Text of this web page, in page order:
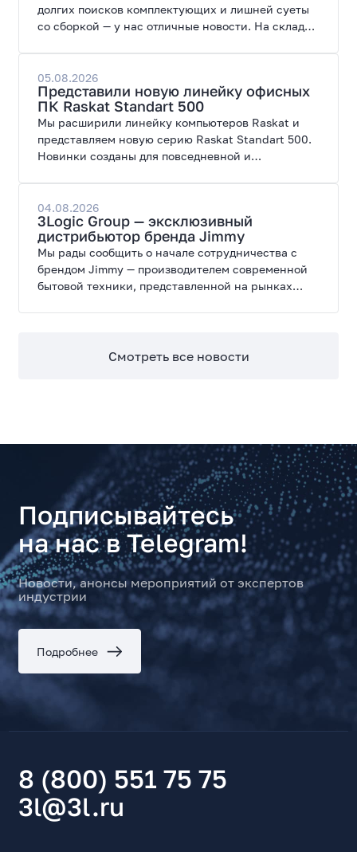
долгих поисков комплектующих и лишней суеты
со сборкой — у нас отличные новости. На склад
современных игр и работы с нейросетями.
05.08.2026
Представили новую линейку офисных
ПК Raskat Standart 500
Мы расширили линейку компьютеров Raskat и
представляем новую серию Raskat Standart 500.
Новинки созданы для повседневной и
широкие возможности модернизации.
04.08.2026
3Logic Group — эксклюзивный
дистрибьютор бренда Jimmy
Мы рады сообщить о начале сотрудничества с
брендом Jimmy — производителем современной
бытовой техники, представленной на рынках
Смотреть все новости
Подписывайтесь
на нас в Telegram!
Новости, анонсы мероприятий от экспертов
индустрии
Подробнее
8 (800) 551 75 75
3l@3l.ru